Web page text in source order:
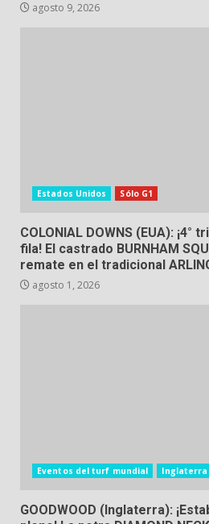
agosto 9, 2026
Estados Unidos Sólo G1
COLONIAL DOWNS (EUA):
fila! El castrado BURNHAM
remate en el tradicional
agosto 1, 2026
Eventos del turf mundial Inglaterra
GOODWOOD (Inglaterra):